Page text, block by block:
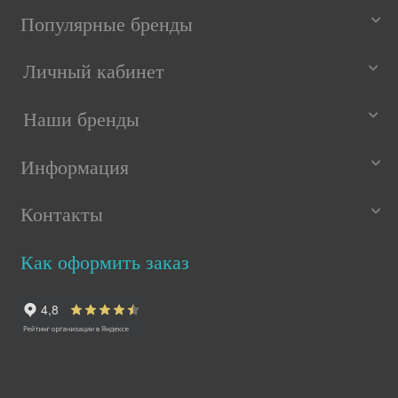
Популярные бренды
Личный кабинет
Наши бренды
Информация
Контакты
Как оформить заказ